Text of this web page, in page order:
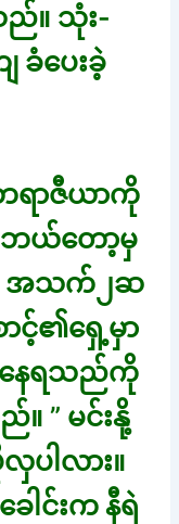
။ သုံး-
ခံပေးခဲ့
ရာဇီယာကို
ဘယ်တော့မှ
အသက်၂ဆ
ာင့်၏ရှေ့မှာ
နေရသည်ကို
” မင်းနို့
ါလား။
ေါင်းက နီရဲ